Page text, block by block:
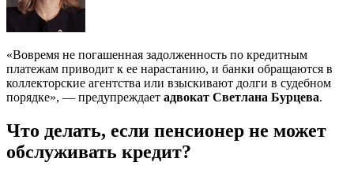
«Вовремя не погашенная задолженность по кредитным
платежам приводит к ее нарастанию, и банки обращаются в
коллекторские агентства или взыскивают долги в судебном
порядке», — предупреждает адвокат Светлана Бурцева.
Что делать, если пенсионер не может
обслуживать кредит?